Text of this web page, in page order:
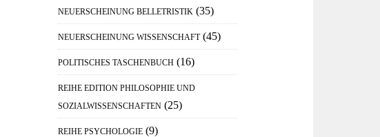
NEUERSCHEINUNG BELLETRISTIK (35)
NEUERSCHEINUNG WISSENSCHAFT (45)
POLITISCHES TASCHENBUCH (16)
REIHE EDITION PHILOSOPHIE UND
SOZIALWISSENSCHAFTEN (25)
REIHE PSYCHOLOGIE (9)